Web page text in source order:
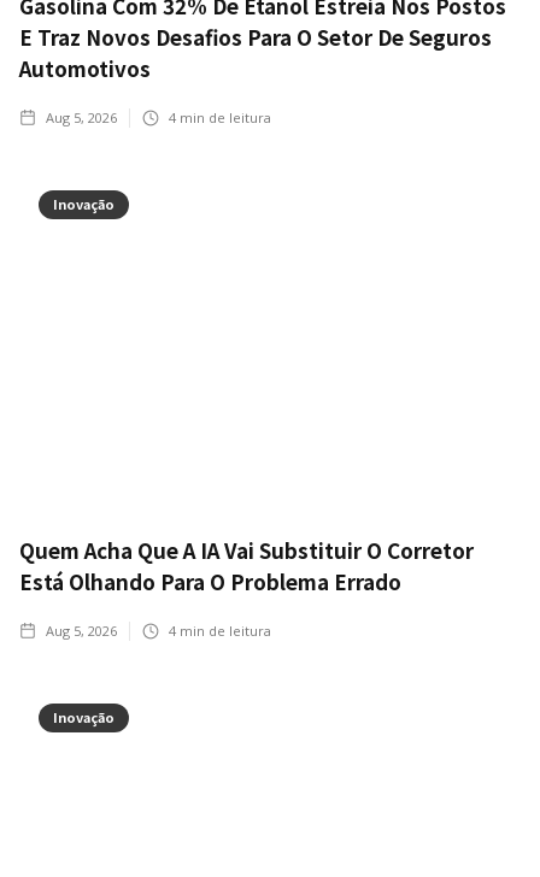
E Traz Novos Desafios Para O Setor De Seguros
Automotivos
Aug 5, 2026 4 min de leitura
Inovação
Quem Acha Que A IA Vai Substituir O Corretor
Está Olhando Para O Problema Errado
Aug 5, 2026 4 min de leitura
Inovação